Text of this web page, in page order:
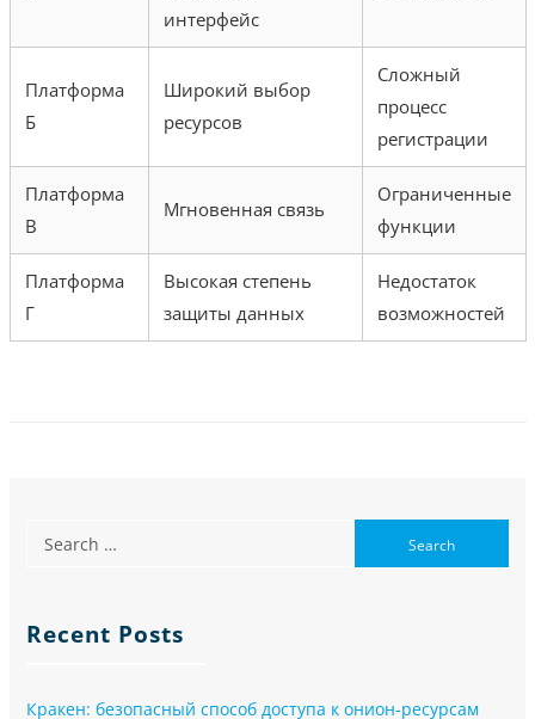
интерфейс
Платформа
Б
Широкий выбор
ресурсов
Сложный
процесс
регистрации
Платформа
В
Мгновенная связь
Ограниченные
функции
Платформа
Г
Высокая степень
защиты данных
Недостаток
возможностей
Recent Posts
Кракен: безопасный способ доступа к онион-ресурсам